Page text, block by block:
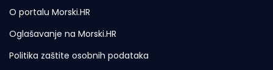
O portalu Morski.HR
Oglašavanje na Morski.HR
Politika zaštite osobnih podataka